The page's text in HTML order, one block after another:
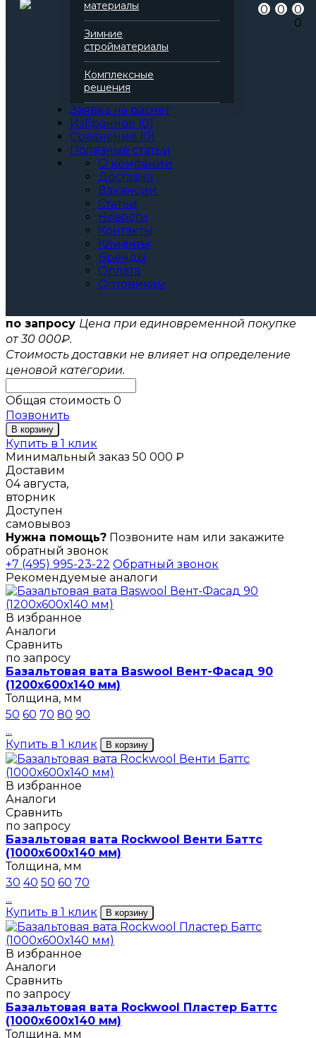
материалы
Зимние
стройматериалы
Комплексные
решения
Заявка на расчет
Избранное (0)
Сравнение (0)
Полезные статьи
О компании
Доставка
Вакансии
Статьи
Новости
Контакты
Клиенты
Бренды
Оплата
Оптовикам
0 0
0
0
Серия
Технофас
Базальтовая вата
Все характеристики
по запросу Цена при единовременной покупке
от 30 000₽.
Стоимость доставки не влияет на определение
ценовой категории.
Общая стоимость 0
Позвонить
В корзину
Купить в 1 клик
Минимальный заказ 50 000 ₽
Доставим
04 августа,
вторник
Доступен
самовывоз
Нужна помощь? Позвоните нам или закажите
обратный звонок
+7 (495) 995-23-22 Обратный звонок
Рекомендуемые аналоги
В избранное
Аналоги
Сравнить
по запросу
Базальтовая вата Baswool Вент-Фасад 90
(1200х600х140 мм)
Толщина, мм
50 60 70 80 90
...
Купить в 1 клик
В корзину
В избранное
Аналоги
Сравнить
по запросу
Базальтовая вата Rockwool Венти Баттс
(1000х600х140 мм)
Толщина, мм
30 40 50 60 70
...
Купить в 1 клик
В корзину
В избранное
Аналоги
Сравнить
по запросу
Базальтовая вата Rockwool Пластер Баттс
(1000х600х140 мм)
Толщина, мм